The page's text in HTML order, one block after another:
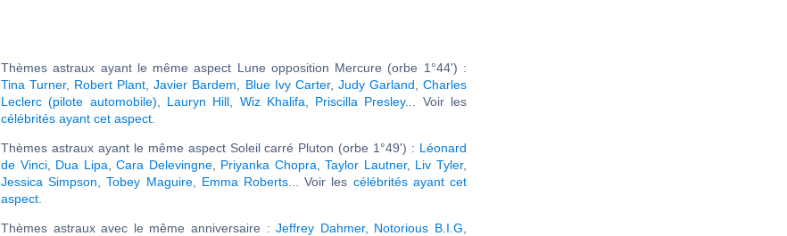
Thèmes astraux ayant le même aspect Lune opposition Mercure (orbe 1°44') :
Tina Turner, Robert Plant ,Javier Bardem Blue Ivy Carter, Judy Garland ,Charles
Leclerc (pilote automobile)
Lauryn Hill Wiz Khalifa Priscilla Presley... Voir les
célébrités ayant cet aspect
Thèmes astraux ayant le même aspect Soleil carré Pluton (orbe 1°49') : Léonard
de Vinci, Dua Lipa ,Cara Delevingne, Priyanka Chopra ,Taylor Lautner, Liv Tyler,
Jessica Simpson ,Tobey Maguire, Emma Roberts ... Voir les célébrités ayant cet
aspect
Thèmes astraux avec le même anniversaire :Jeffrey Dahmer, Notorious B.I.G